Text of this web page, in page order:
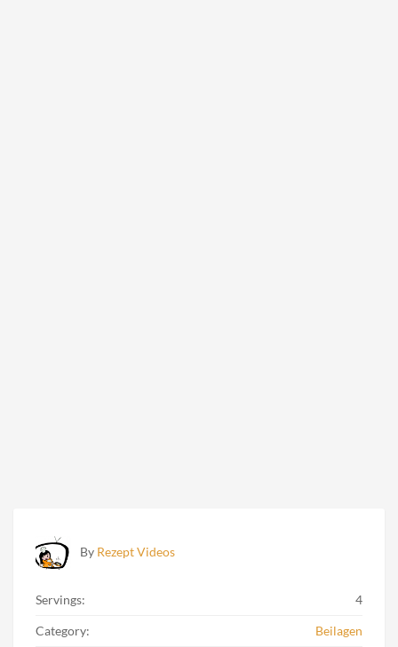
By Rezept Videos
Servings: 4
Category: Beilagen